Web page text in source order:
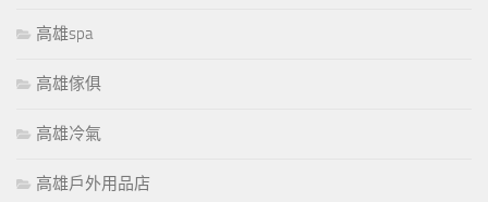
高雄spa
高雄傢俱
高雄冷氣
高雄戶外用品店